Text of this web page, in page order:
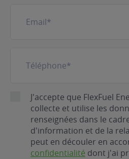
mail(Nécessaire)
RGPDJ'accepte que FlexFuel
collecte et utilise les
renseignées dans le
d'information et de la
peut en découler en
confidentialité dont j'ai